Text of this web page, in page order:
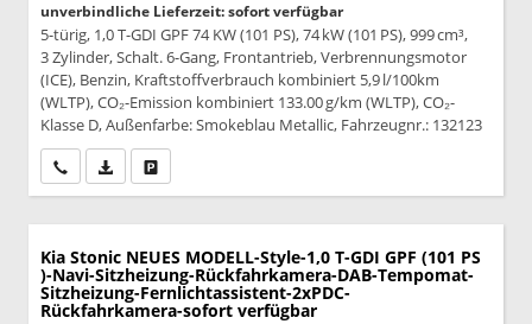
unverbindliche Lieferzeit: sofort verfügbar
5-türig, 1,0 T-GDI GPF 74 KW (101 PS), 74 kW (101 PS), 999 cm³,
3 Zylinder, Schalt. 6-Gang, Frontantrieb, Verbrennungsmotor
(ICE), Benzin, Kraftstoffverbrauch kombiniert 5,9 l/100km
(WLTP), CO₂-Emission kombiniert 133.00 g/km (WLTP), CO₂-
Klasse D, Außenfarbe: Smokeblau Metallic, Fahrzeugnr.: 132123
Wir rufen Sie anPDF-Datei, Fahrzeugexposé drucken
Kia Stonic NEUES MODELL-Style-1,0 T-GDI GPF (101 PS
)-Navi-Sitzheizung-Rückfahrkamera-DAB-Tempomat-
Sitzheizung-Fernlichtassistent-2xPDC-
Rückfahrkamera-sofort verfügbar